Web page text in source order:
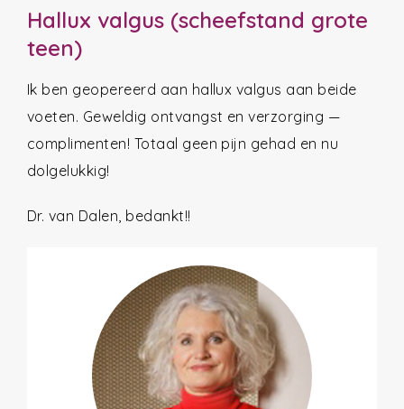
Hallux valgus (scheefstand grote
teen)
Ik ben geopereerd aan hallux valgus aan beide
voeten. Geweldig ontvangst en verzorging —
complimenten! Totaal geen pijn gehad en nu
dolgelukkig!
Dr. van Dalen, bedankt!!